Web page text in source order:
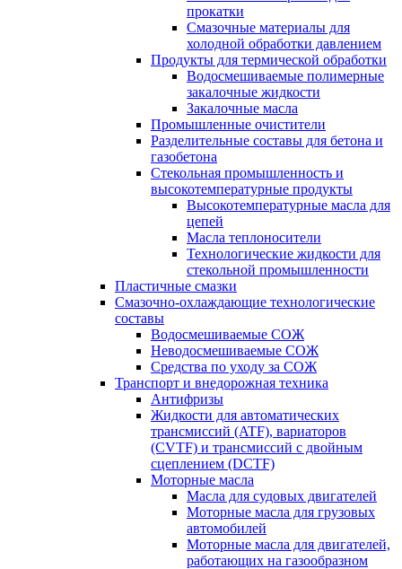
прокатки
Смазочные материалы для
холодной обработки давлением
Продукты для термической обработки
Водосмешиваемые полимерные
закалочные жидкости
Закалочные масла
Промышленные очистители
Разделительные составы для бетона и
газобетона
Стекольная промышленность и
высокотемпературные продукты
Высокотемпературные масла для
цепей
Масла теплоносители
Технологические жидкости для
стекольной промышленности
Пластичные смазки
Смазочно-охлаждающие технологические
составы
Водосмешиваемые СОЖ
Неводосмешиваемые СОЖ
Средства по уходу за СОЖ
Транспорт и внедорожная техника
Антифризы
Жидкости для автоматических
трансмиссий (ATF), вариаторов
(CVTF) и трансмиссий с двойным
сцеплением (DCTF)
Моторные масла
Масла для судовых двигателей
Моторные масла для грузовых
автомобилей
Моторные масла для двигателей,
работающих на газообразном